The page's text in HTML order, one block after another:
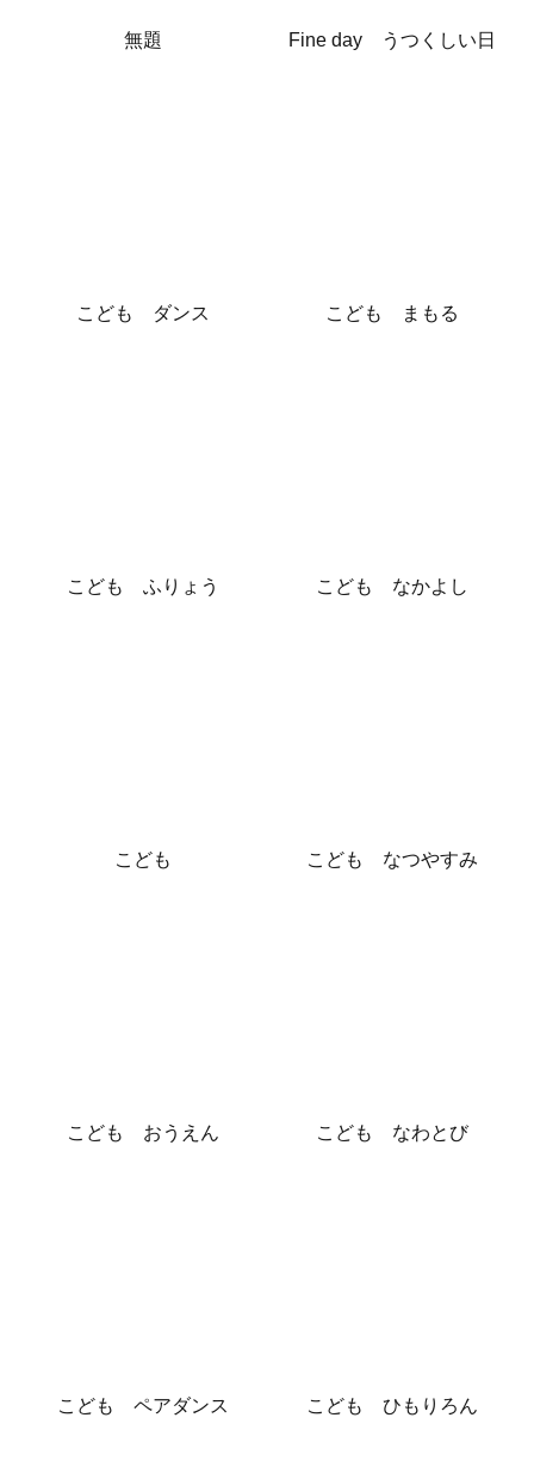
無題 Fine day うつくしい日
こども ダンス こども まもる
こども ふりょう こども なかよし
こども こども なつやすみ
こども おうえん こども なわとび
こども ペアダンス こども ひもりろん